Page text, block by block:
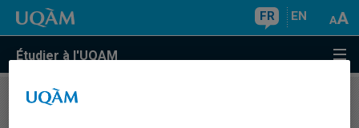
FR EN
Étudier à l'UQAM
COURS//